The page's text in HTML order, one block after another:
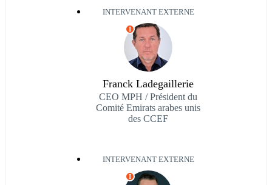
INTERVENANT EXTERNE
I
Franck Ladegaillerie
CEO MPH / Président du
Comité Emirats arabes unis
des CCEF
INTERVENANT EXTERNE
I